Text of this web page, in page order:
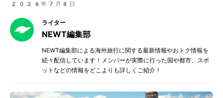
2026年7月8日
ライター
NEWT編集部
NEWT編集部による海外旅行に関する最新情報やおトク情報を
続々配信しています！メンバーが実際に行った国や都市、スポ
ットなどの情報をどこよりも詳しくご紹介！